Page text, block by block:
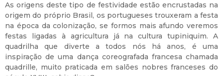
As origens deste tipo de festividade estão encrustadas na
origem do próprio Brasil, os portugueses trouxeram a festa
na época da colonização, se formos mais afundo veremos
festas ligadas à agricultura já na cultura tupiniquim. A
quadrilha que diverte a todos nós há anos, é uma
inspiração de uma dança coreografada francesa chamada
quadrille, muito praticada em salões nobres franceses do